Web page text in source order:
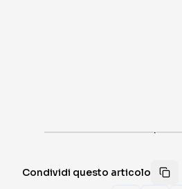
·
Condividi questo articolo